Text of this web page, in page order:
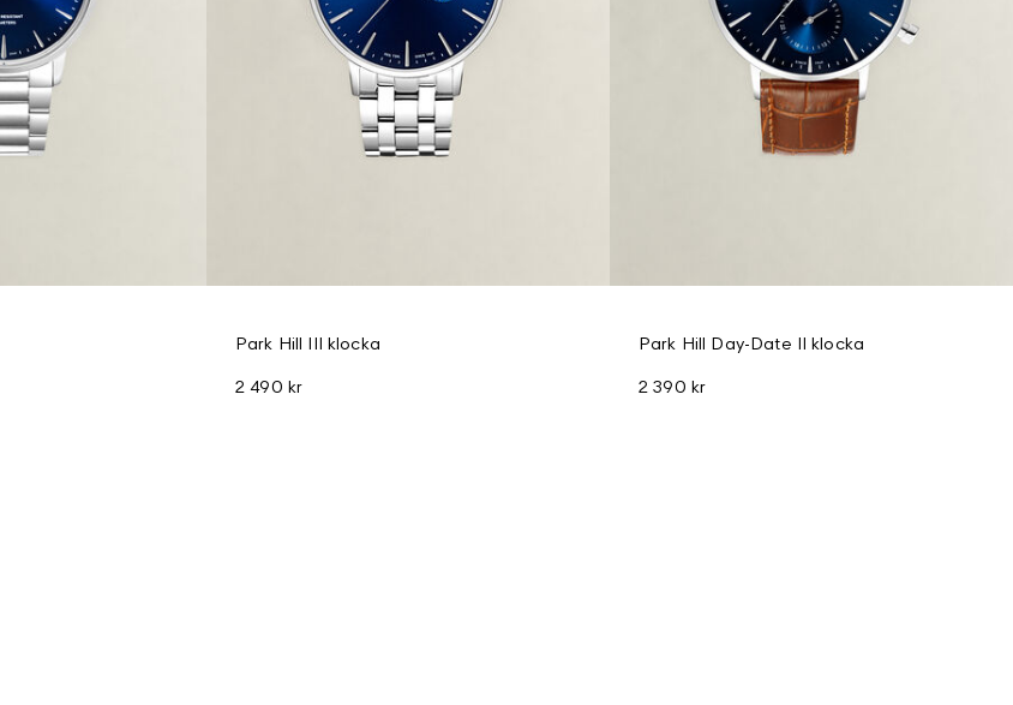
Park Hill III klocka
2 490 kr
Park Hill Day-Date II klocka
2 390 kr